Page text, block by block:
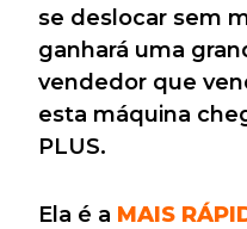
se deslocar sem
ganhará uma
vendedor que
esta máquina
PLUS.
Ela é a MAIS